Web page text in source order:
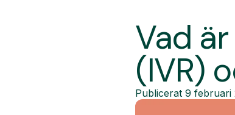
Vad
(IVR)
Publicerat 9 februari